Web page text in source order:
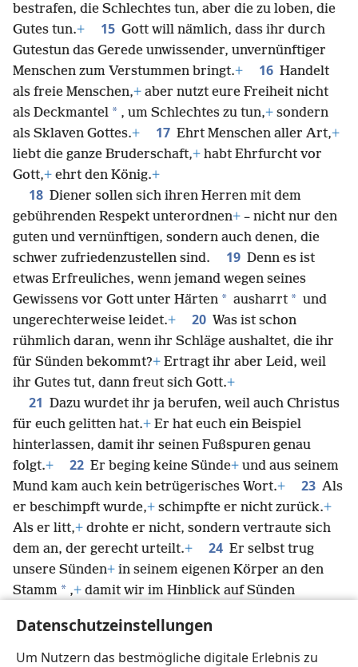
Datenschutzeinstellungen
Um Nutzern das bestmögliche digitale Erlebnis zu
bestrafen, die Schlechtes tun, aber die zu loben, die
Gutes tun.+ 15 Gott will nämlich, dass ihr durch
Gutestun das Gerede unwissender, unvernünftiger
Menschen zum Verstummen bringt.+ 16 Handelt
als freie Menschen,+ aber nutzt eure Freiheit nicht
als Deckmantel * , um Schlechtes zu tun,+ sondern
als Sklaven Gottes.+ 17 Ehrt Menschen aller Art,+
liebt die ganze Bruderschaft,+ habt Ehrfurcht vor
Gott,+ ehrt den König.+
18 Diener sollen sich ihren Herren mit dem
gebührenden Respekt unterordnen+ – nicht nur den
guten und vernünftigen, sondern auch denen, die
schwer zufriedenzustellen sind.
19 Denn es ist
etwas Erfreuliches, wenn jemand wegen seines
Gewissens vor Gott unter Härten * ausharrt * und
ungerechterweise leidet.+ 20 Was ist schon
rühmlich daran, wenn ihr Schläge aushaltet, die ihr
für Sünden bekommt?+ Ertragt ihr aber Leid, weil
ihr Gutes tut, dann freut sich Gott.+
21 Dazu wurdet ihr ja berufen, weil auch Christus
für euch gelitten hat.+ Er hat euch ein Beispiel
hinterlassen, damit ihr seinen Fußspuren genau
folgt.+ 22 Er beging keine Sünde+ und aus seinem
Mund kam auch kein betrügerisches Wort.+ 23 Als
er beschimpft wurde,+ schimpfte er nicht zurück.+
Als er litt,+ drohte er nicht, sondern vertraute sich
dem an, der gerecht urteilt.+ 24 Er selbst trug
unsere Sünden+ in seinem eigenen Körper an den
Stamm * ,+ damit wir im Hinblick auf Sünden
„durch seine Wunden wurdet ihr geheilt“.
25 Denn ihr wart wie Schafe, die sich verirrt